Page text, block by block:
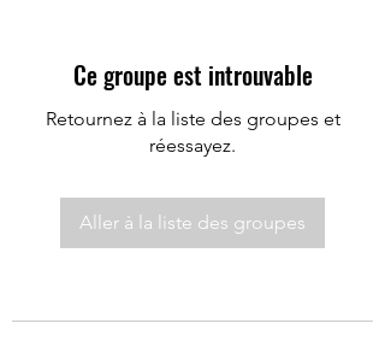
Ce groupe est introuvable
Retournez à la liste des groupes et
réessayez.
Aller à la liste des groupes